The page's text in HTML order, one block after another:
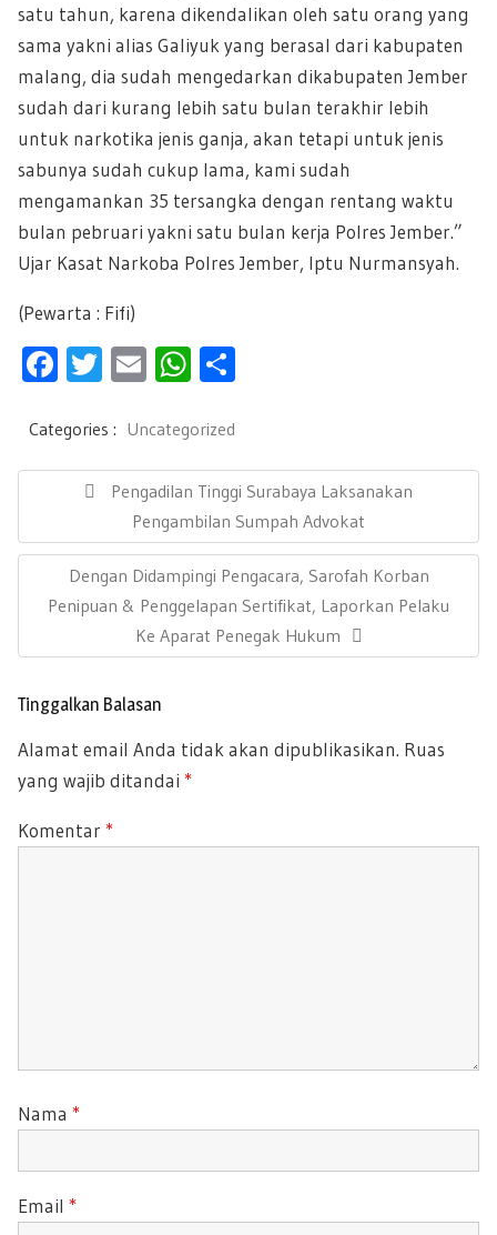
satu tahun, karena dikendalikan oleh satu orang yang
sama yakni alias Galiyuk yang berasal dari kabupaten
malang, dia sudah mengedarkan dikabupaten Jember
sudah dari kurang lebih satu bulan terakhir lebih
untuk narkotika jenis ganja, akan tetapi untuk jenis
sabunya sudah cukup lama, kami sudah
mengamankan 35 tersangka dengan rentang waktu
bulan pebruari yakni satu bulan kerja Polres Jember.”
Ujar Kasat Narkoba Polres Jember, Iptu Nurmansyah.
(Pewarta : Fifi)
F
e
b
oo
k
T
tt
er
E
ail
W
at
s
A
p
p
e
Categories : Uncategorized
g
p
s
P
E
V
I
S
O
S
T
:
Pengadilan Tinggi Surabaya Laksanakan
Pengambilan Sumpah Advokat
N
E
T
P
S
T
Dengan Didampingi Pengacara, Sarofah Korban
Penipuan & Penggelapan Sertifikat, Laporkan Pelaku
Ke Aparat Penegak Hukum
Tinggalkan Balasan
Alamat email Anda tidak akan dipublikasikan. Ruas
yang wajib ditandai *
Komentar *
Nama *
Email *